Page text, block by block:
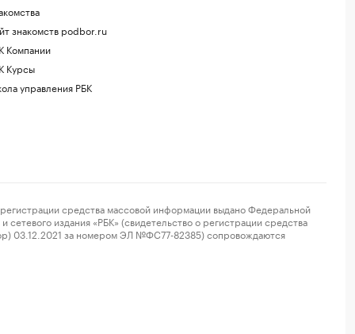
знакомств podbor.ru
Компании
Курсы
управления РБК
средства массовой информации выдано Федеральной
издания «РБК» (свидетельство о регистрации средства
03.12.2021 за номером ЭЛ №ФС77-82385) сопровождаются